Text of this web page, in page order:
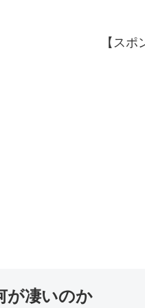
【スポ
が凄いのか